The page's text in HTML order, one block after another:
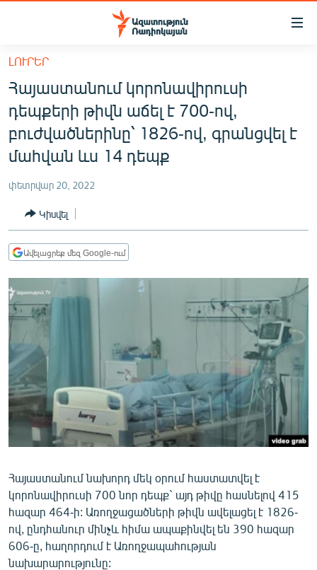
Մատչելիության
հիմնական
բովանդակությանը
Անցնել
հիմնական
մենյուին
Որոնում
ՀԱՅԱՍՏԱՆ
ՔԱՂԱՔԱԿԱՆ
ԸՆՏՐՈՒԹՅՈՒՆՆԵՐ 2026
ՏՆՏԵՍՈՒԹՅՈՒՆ
ՂԱՐԱԲԱՂ
ՊԱՏԵՐԱԶՄԻ 6 ՇԱԲԱԹՆԵՐԸ
ՏԱՐԱԾԱՇՐՋԱՆ
ՄԻՋԱԶԳԱՅԻՆ
ՄՇԱԿՈՒՅԹ
ՍՊՈՐՏ
ՄԵԿՆԱԲԱՆՈՒԹՅՈՒՆ
ՏՏ ԵՒ ԻՆՏԵՐՆԵՏ
ԱՐԽԻՎ
ՏԵՍԱՆՅՈՒԹԵՐ
ԲԱՆԱՎԵՃ
ՁԳՏԵԼՈՎ ԼԱՎԱԳՈՒՅՆԻՆ
ԼՈՒՐԵՐ
Հայաստանում կորոնավիրուսի
դեպքերի թիվն աճել է 700-ով,
բուժվածներինը՝ 1826-ով, գրանցվել է
մահվան ևս 14 դեպք
փետրվար 20, 2022
Կիսվել
Ավելացրեք մեզ Google-ում
Հայաստանում նախորդ մեկ օրում հաստատվել է
կորոնավիրուսի 700 նոր դեպք` այդ թիվը հասնելով 415
հազար 464-ի: Առողջացածների թիվն ավելացել է 1826-
ով, ընդհանուր մինչև հիմա ապաքինվել են 390 հազար
606-ը, հաղորդում է Առողջապահության
նախարարությունը: